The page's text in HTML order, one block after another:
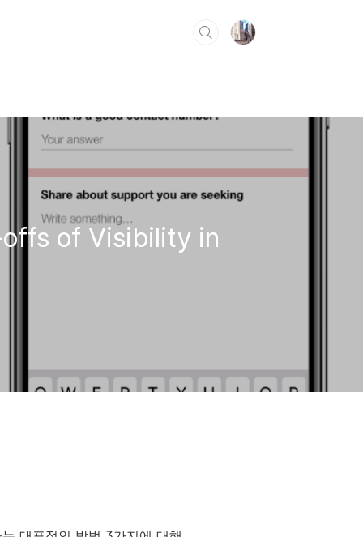
of Visibility in